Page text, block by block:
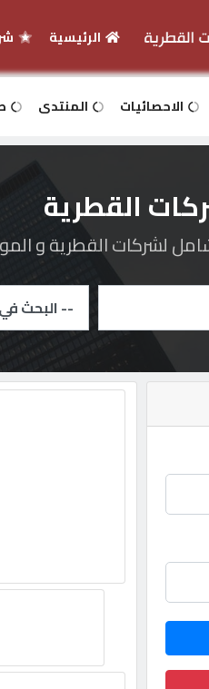
الرئيسية
الاحصائيات المنتدى
القطرية
لشركات القطرية و